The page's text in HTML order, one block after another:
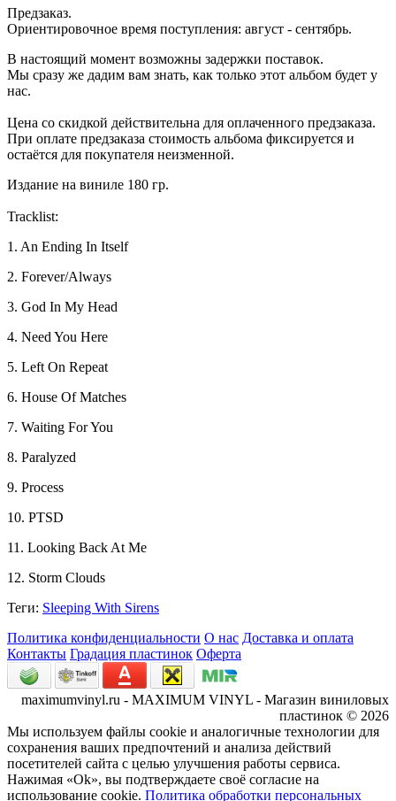
Предзаказ.
Ориентировочное время поступления: август - сентябрь.
В настоящий момент возможны задержки поставок.
Мы сразу же дадим вам знать, как только этот альбом будет у
нас.
Цена со скидкой действительна для оплаченного предзаказа.
При оплате предзаказа стоимость альбома фиксируется и
остаётся для покупателя неизменной.
Издание на виниле 180 гр.
Tracklist:
1. An Ending In Itself
2. Forever/Always
3. God In My Head
4. Need You Here
5. Left On Repeat
6. House Of Matches
7. Waiting For You
8. Paralyzed
9. Process
10. PTSD
11. Looking Back At Me
12. Storm Clouds
Теги: Sleeping With Sirens
Политика конфиденциальности О нас Доставка и оплата
Контакты Градация пластинок Оферта
maximumvinyl.ru - MAXIMUM VINYL - Магазин виниловых
пластинок © 2026
Мы используем файлы cookie и аналогичные технологии для
сохранения ваших предпочтений и анализа действий
посетителей сайта с целью улучшения работы сервиса.
Нажимая «Ok», вы подтверждаете своё согласие на
использование cookie. Политика обработки персональных